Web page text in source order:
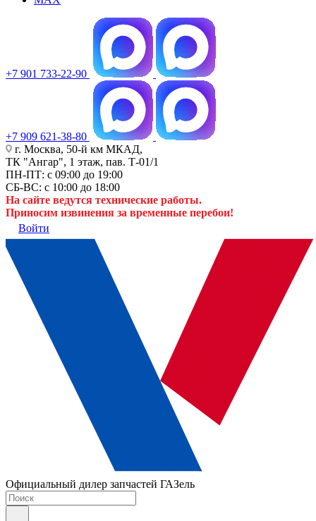
+7 901 733-22-90
+7 909 621-38-80
г. Москва, 50-й км МКАД,
ТК "Ангар", 1 этаж, пав. Т-01/1
ПН-ПТ: с 09:00 до 19:00
СБ-ВС: с 10:00 до 18:00
На сайте ведутся технические работы.
Приносим извинения за временные перебои!
Войти
Официальный дилер запчастей ГАЗель